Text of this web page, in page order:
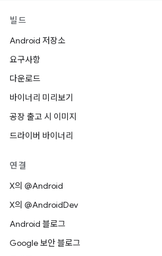
빌드
Android 저장소
요구사항
다운로드
바이너리 미리보기
공장 출고 시 이미지
드라이버 바이너리
연결
X의 @Android
X의 @AndroidDev
Android 블로그
Google 보안 블로그